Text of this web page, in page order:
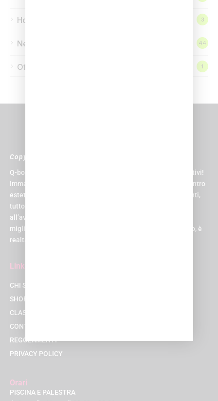
Homepage 3
News 44
Offerte 1
Copyright © 2024 Q-bo Wellness
Q-bo non è solo un centro sportivo, è il paradiso per gli sportivi!
Immagina di avere una piscina, una palestra, una spa, un centro
estetico, un centro medico, un parrucchiere e una zona eventi,
tutto sotto lo stesso tetto. E non un tetto qualsiasi, ma uno
all’avanguardia, progettato per rendere la tua esperienza la
migliore possibile. Suona come un sogno, vero? Beh, al Q-bo, è
realtà!
Link
CHI SIAMO
SHOP
CLASSI
CONTATTACI
REGOLAMENTI
PRIVACY POLICY
Orari
PISCINA E PALESTRA